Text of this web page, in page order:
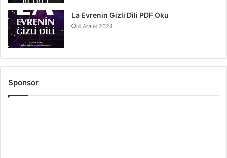
La Evrenin Gizli Dili PDF Oku
4 Aralık 2024
Sponsor